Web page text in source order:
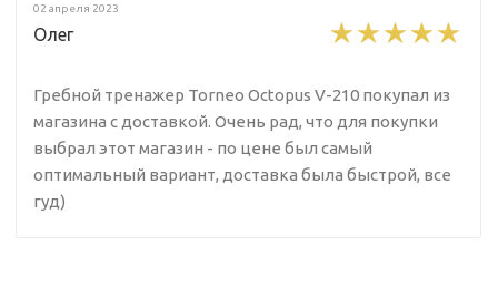
02 апреля 2023
Олег
Гребной тренажер Torneo Octopus V-210 покупал из
магазина с доставкой. Очень рад, что для покупки
выбрал этот магазин - по цене был самый
оптимальный вариант, доставка была быстрой, все
гуд)